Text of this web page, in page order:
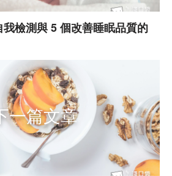
檢測與 5 個改善睡眠品質的
一篇文章